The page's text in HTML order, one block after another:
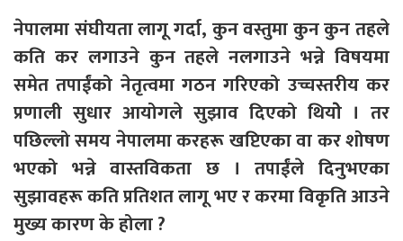
नेपालमा संघीयता लागू गर्दा, कुन वस्तुमा कुन कुन तहले
कति कर लगाउने कुन तहले नलगाउने भन्ने विषयमा
समेत तपाईंको नेतृत्वमा गठन गरिएको उच्चस्तरीय कर
प्रणाली सुधार आयोगले सुझाव दिएको थियोे । तर
पछिल्लो समय नेपालमा करहरू खप्टिएका वा कर शोषण
भएको भन्ने वास्तविकता छ । तपाईंले दिनुभएका
सुझावहरू कति प्रतिशत लागू भए र करमा विकृति आउने
मुख्य कारण के होला ?